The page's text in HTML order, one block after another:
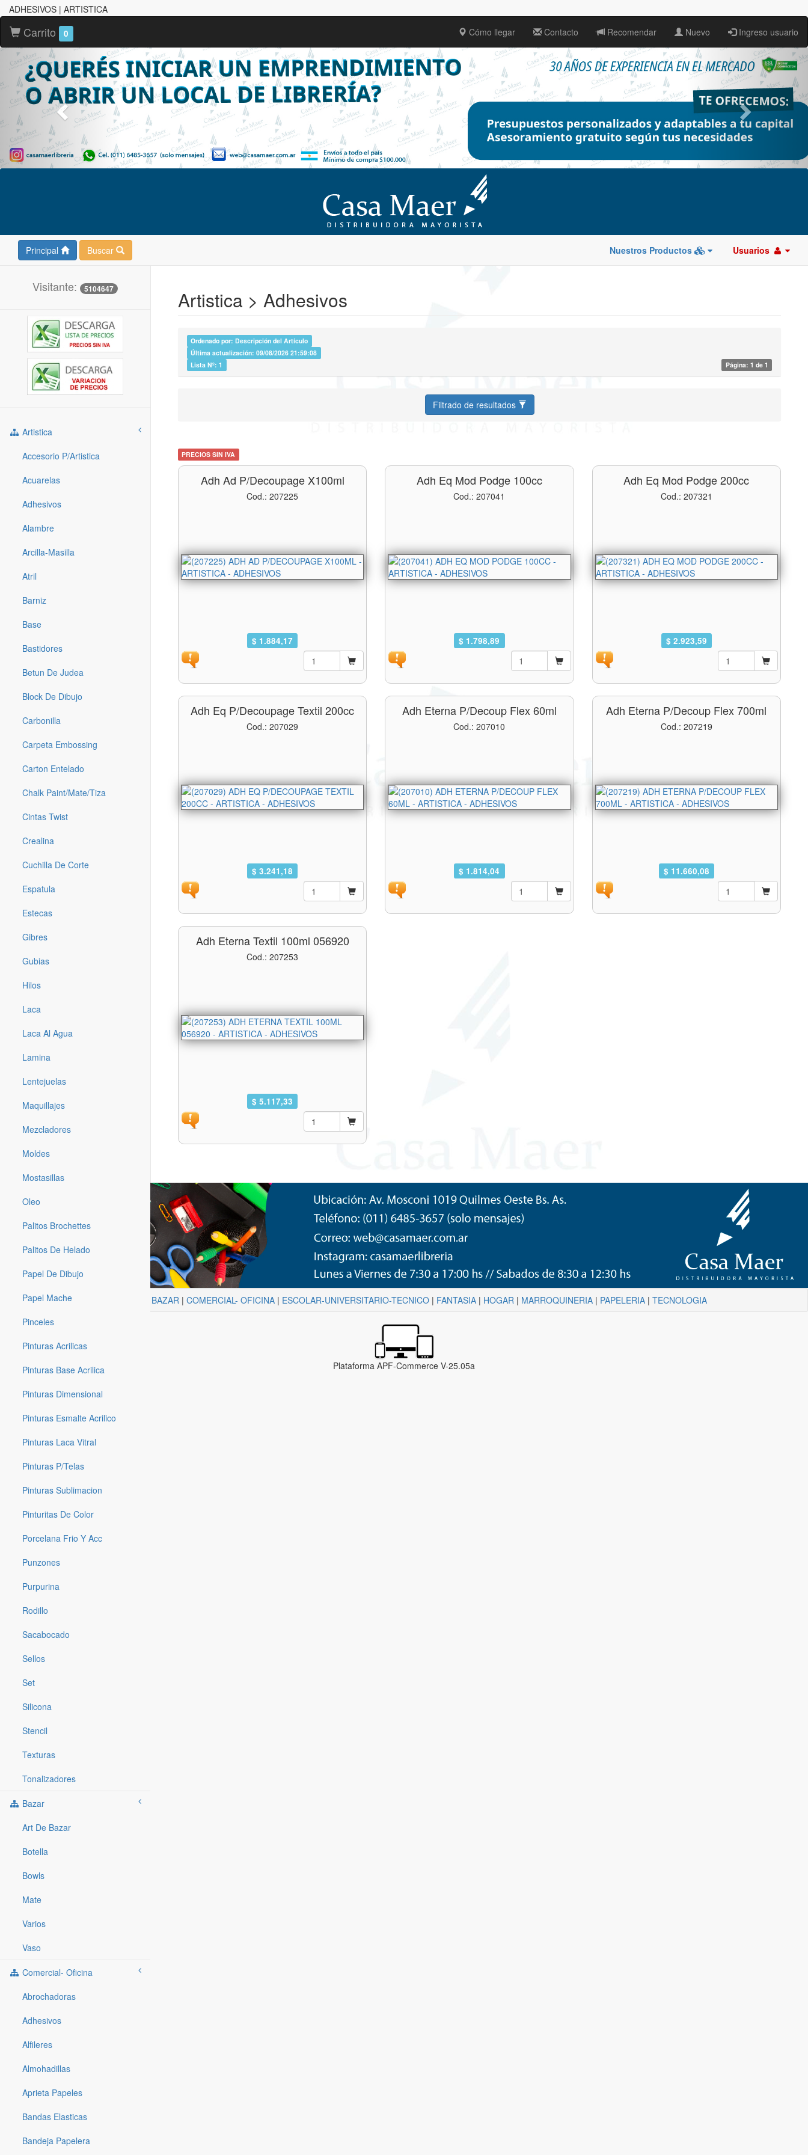
ADHESIVOS | ARTISTICA
Carrito 0 Cómo llegar Contacto Recomendar Nuevo Ingreso usuario
Principal Buscar Nuestros Productos Usuarios
Visitante: 5104647
Artistica
Accesorio P/artistica
Acuarelas
Adhesivos
Alambre
Arcilla-Masilla
Atril
Barniz
Base
Bastidores
Betun De Judea
Block De Dibujo
Carbonilla
Carpeta Embossing
Carton Entelado
Chalk Paint/mate/tiza
Cintas Twist
Crealina
Cuchilla De Corte
Espatula
Estecas
Gibres
Gubias
Hilos
Laca
Laca Al Agua
Lamina
Lentejuelas
Maquillajes
Mezcladores
Moldes
Mostasillas
Oleo
Palitos Brochettes
Palitos De Helado
Papel De Dibujo
Papel Mache
Pinceles
Pinturas Acrilicas
Pinturas Base Acrilica
Pinturas Dimensional
Pinturas Esmalte Acrilico
Pinturas Laca Vitral
Pinturas P/telas
Pinturas Sublimacion
Pinturitas De Color
Porcelana Frio Y Acc
Punzones
Purpurina
Rodillo
Sacabocado
Sellos
Set
Silicona
Stencil
Texturas
Tonalizadores
Bazar
Art De Bazar
Botella
Bowls
Mate
Varios
Vaso
Comercial- Oficina
Abrochadoras
Adhesivos
Alfileres
Almohadillas
Aprieta Papeles
Bandas Elasticas
Bandeja Papelera
Artistica > Adhesivos
Ordenado por: Descripción del Artículo
Última actualización: 09/08/2026 21:59:08
Lista Nº: 1
Página: 1 de 1
Filtrado de resultados
PRECIOS SIN IVA
Adh Ad P/decoupage X100ml
Cod.: 207225
$ 1.884,17
Adh Eq Mod Podge 100cc
Cod.: 207041
$ 1.798,89
Adh Eq Mod Podge 200cc
Cod.: 207321
$ 2.923,59
Adh Eq P/decoupage Textil 200cc
Cod.: 207029
$ 3.241,18
Adh Eterna P/decoup Flex 60ml
Cod.: 207010
$ 1.814,04
Adh Eterna P/decoup Flex 700ml
Cod.: 207219
$ 11.660,08
Adh Eterna Textil 100ml 056920
Cod.: 207253
$ 5.117,33
BAZAR |COMERCIAL- OFICINA | ESCOLAR-UNIVERSITARIO-TECNICO | FANTASIA | HOGAR | MARROQUINERIA | PAPELERIA |TECNOLOGIA
Plataforma APF-Commerce V-25.05a